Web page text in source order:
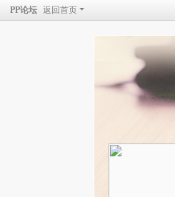
PP论坛 返回首页